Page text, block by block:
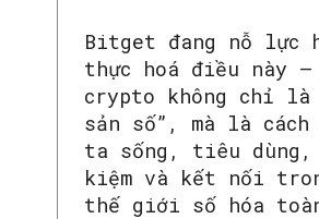
Bitget đang nỗ lực
thực hoá điều này –
crypto không chỉ
sản số”, mà là cách
ta sống, tiêu
kiệm và kết nối
thế giới số hóa